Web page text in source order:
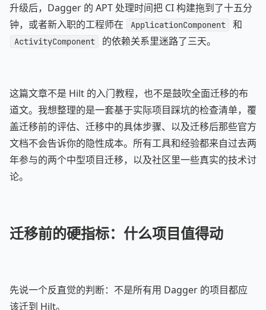
升级后，Dagger 的 APT 处理时间把 CI 构建拖到了十五分
钟，或者新入职的工程师在
ApplicationComponent 和
ActivityComponent 的依赖关系里迷路了三天。
这篇文章不是 Hilt 的入门教程，也不是鼓吹全面迁移的布
道文。我想整理的是一套基于实际项目踩坑的检查清单，覆
盖迁移前的评估、迁移中的具体步骤、以及迁移后那些官方
文档不会告诉你的隐性成本。所有工具和经验都来自过去两
年参与的两个中型项目迁移，以及社区里一些真实的技术讨
论。
迁移前的硬指标：什么项目值得动
先说一个反直觉的判断：不是所有用 Dagger 的项目都应
该迁到 Hilt。